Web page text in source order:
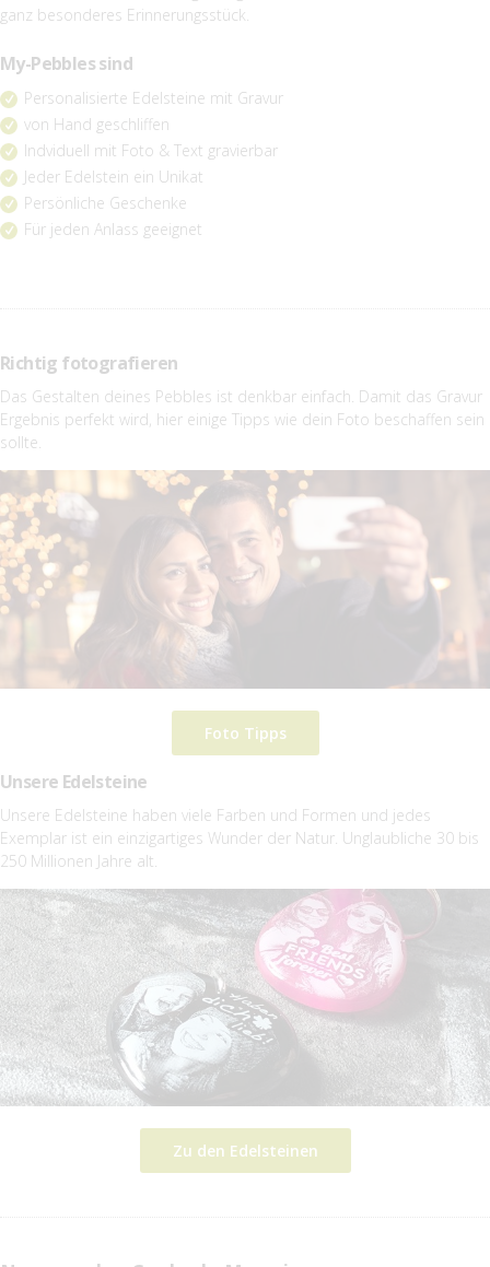
ganz besonderes Erinnerungsstück.
My-Pebbles sind
Personalisierte Edelsteine mit Gravur
von Hand geschliffen
Indviduell mit Foto & Text gravierbar
Jeder Edelstein ein Unikat
Persönliche Geschenke
Für jeden Anlass geeignet
Richtig fotografieren
Das Gestalten deines Pebbles ist denkbar einfach. Damit das Gravur
Ergebnis perfekt wird, hier einige Tipps wie dein Foto beschaffen sein
sollte.
Foto Tipps
Unsere Edelsteine
Unsere Edelsteine haben viele Farben und Formen und jedes
Exemplar ist ein einzigartiges Wunder der Natur. Unglaubliche 30 bis
250 Millionen Jahre alt.
Zu den Edelsteinen